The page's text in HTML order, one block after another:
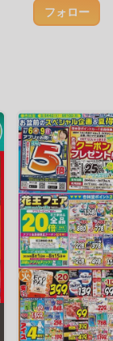
フォロー